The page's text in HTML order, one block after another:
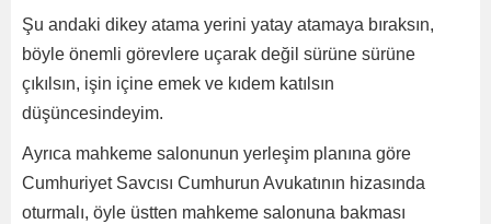
Şu andaki dikey atama yerini yatay atamaya bıraksın,
böyle önemli görevlere uçarak değil sürüne sürüne
çıkılsın, işin içine emek ve kıdem katılsın
düşüncesindeyim.
Ayrıca mahkeme salonunun yerleşim planına göre
Cumhuriyet Savcısı Cumhurun Avukatının hizasında
oturmalı, öyle üstten mahkeme salonuna bakması